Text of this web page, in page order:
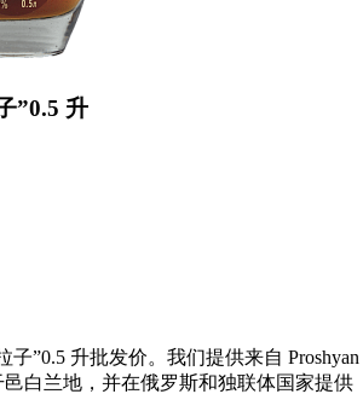
”0.5 升
子”0.5 升批发价。我们提供来自 Proshyan
白兰地，并在俄罗斯和独联体国家提供